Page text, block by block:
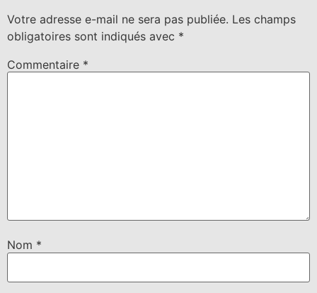
Votre adresse e-mail ne sera pas publiée. Les champs
obligatoires sont indiqués avec *
Commentaire *
Nom *